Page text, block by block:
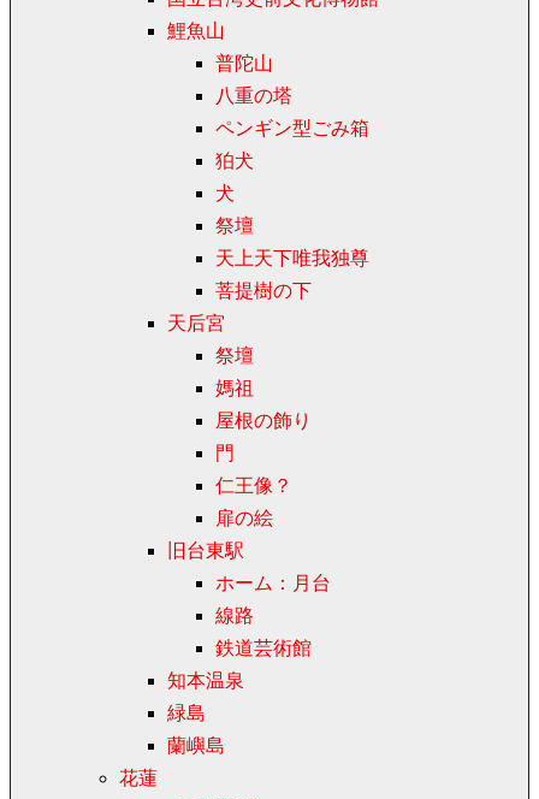
鯉魚山
普陀山
八重の塔
ペンギン型ごみ箱
狛犬
犬
祭壇
天上天下唯我独尊
菩提樹の下
天后宮
祭壇
媽祖
屋根の飾り
門
仁王像？
扉の絵
旧台東駅
ホーム：月台
線路
鉄道芸術館
知本温泉
緑島
蘭嶼島
花蓮